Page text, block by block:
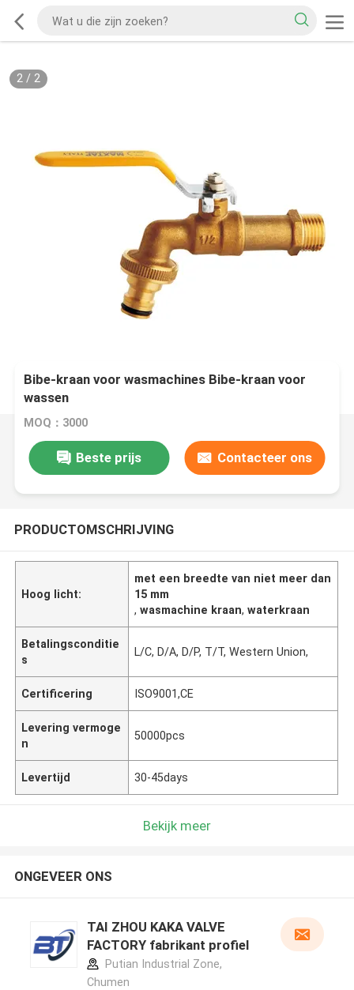
2/ 2
Bibe-kraan voor wasmachines Bibe-kraan voor
wassen
MOQ：3000
Beste prijs Contacteer ons
PRODUCTOMSCHRIJVING
Hoog licht:
met een breedte van niet meer dan
15 mm
,wasmachine kraan,waterkraan
Betalingsconditie
s
L/C, D/A, D/P, T/T, Western Union,
Certificering ISO9001,CE
Levering vermoge
n
50000pcs
Levertijd 30-45days
Bekijk meer
ONGEVEER ONS
TAI ZHOU KAKA VALVE
FACTORY fabrikant profiel
Putian Industrial Zone,
Chumen